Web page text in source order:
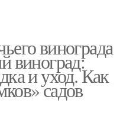
винограда
виноград:
и уход. Как
садов